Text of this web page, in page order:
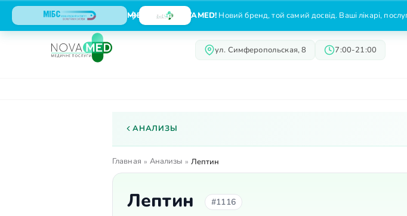
МІБС тепер NOVAMED! Новий бренд, той самий досвід. Ваші лікарі,
ул. Симферопольская, 8 7:00-21:00
АНАЛИЗЫ
Главная » Анализы » Лептин
Лептин #1116